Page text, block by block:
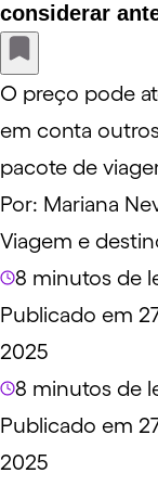
considerar
O preço pode
em conta
pacote de
Por: Mariana
Viagem e
8 minutos de
Publicado em
2025
8 minutos de
Publicado em
2025